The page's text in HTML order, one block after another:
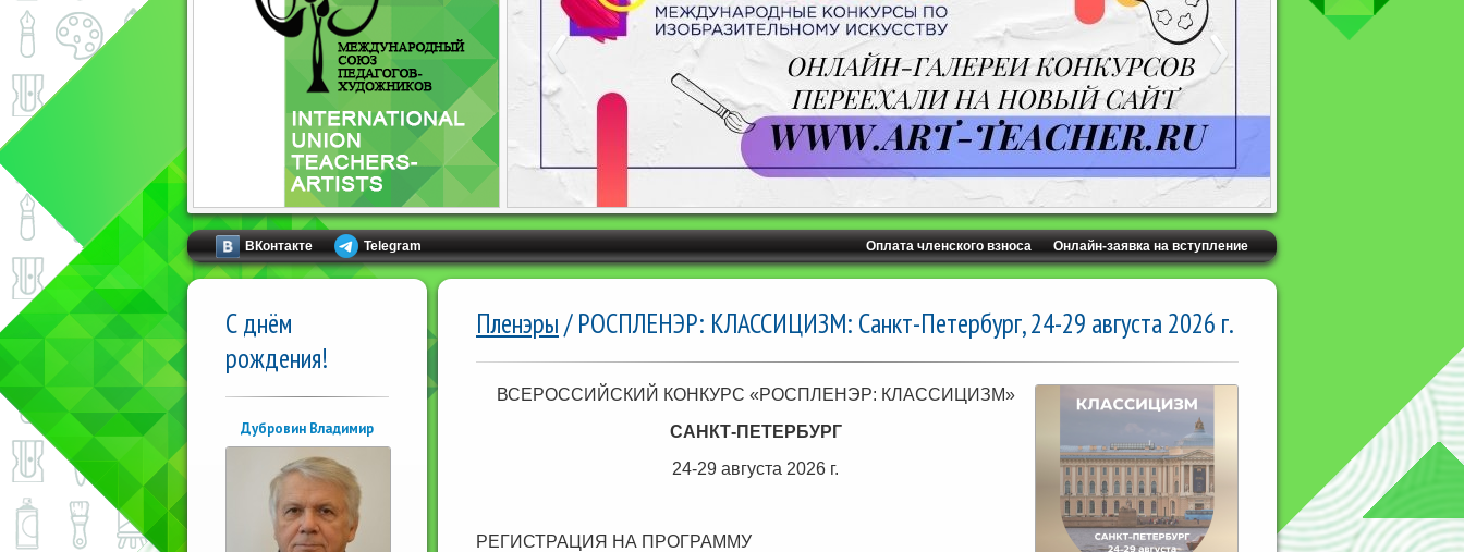
ВКонтакте Telegram Онлайн-заявка на вступление
Оплата членского взноса
С днём
рождения!
Дубровин Владимир
Пленэры/ РОСПЛЕНЭР: КЛАССИЦИЗМ: Санкт-Петербург, 24-29 августа 2026 г.
ВСЕРОССИЙСКИЙ КОНКУРС «РОСПЛЕНЭР: КЛАССИЦИЗМ»
САНКТ-ПЕТЕРБУРГ
24-29 августа 2026 г.
РЕГИСТРАЦИЯ НА ПРОГРАММУ